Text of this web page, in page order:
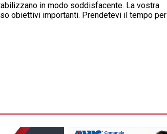
in modo soddisfacente. La vostra
obiettivi importanti. Prendetevi il tempo per